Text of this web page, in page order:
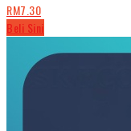
RM7.30
Beli Sini